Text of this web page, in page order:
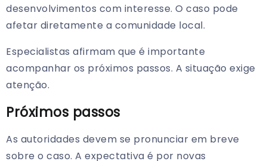
desenvolvimentos com interesse. O caso pode
afetar diretamente a comunidade local.
Especialistas afirmam que é importante
acompanhar os próximos passos. A situação exige
atenção.
Próximos passos
As autoridades devem se pronunciar em breve
sobre o caso. A expectativa é por novas